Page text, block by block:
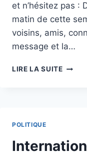
et n’hésitez pas :
matin de cette
voisins, amis,
message et la…
LIRE LA SUITEJ
JOUR
POLITIQUE